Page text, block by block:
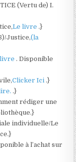
(Vertu de) I.
Le livre.}
Justice,(la
livre. Disponible
Clicker Ici.}
.}
rédiger une
individuelle/Le
à l’achat sur